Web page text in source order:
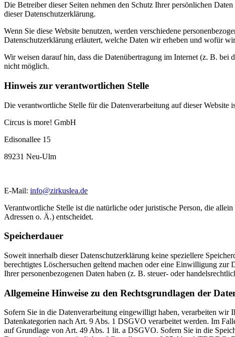
Die Betreiber dieser Seiten nehmen den Schutz Ihrer persönlichen
dieser Datenschutzerklärung.
Wenn Sie diese Website benutzen, werden verschiedene
Datenschutzerklärung erläutert, welche Daten wir erheben und wofür
Wir weisen darauf hin, dass die Datenübertragung im Internet (z. B.
nicht möglich.
Hinweis zur verantwortlichen Stelle
Die verantwortliche Stelle für die Datenverarbeitung auf dieser Website
Circus is more! GmbH
Edisonallee 15
89231 Neu-Ulm
E-Mail: info@zirkuslea.de
Verantwortliche Stelle ist die natürliche oder juristische Person, die
Adressen o. Ä.) entscheidet.
Speicherdauer
Soweit innerhalb dieser Datenschutzerklärung keine speziellere
berechtigtes Löschersuchen geltend machen oder eine Einwilligung
Ihrer personenbezogenen Daten haben (z. B. steuer- oder
Allgemeine Hinweise zu den Rechtsgrundlagen der
Sofern Sie in die Datenverarbeitung eingewilligt haben, verarbeiten
Datenkategorien nach Art. 9 Abs. 1 DSGVO verarbeitet werden. Im
auf Grundlage von Art. 49 Abs. 1 lit. a DSGVO. Sofern Sie in die